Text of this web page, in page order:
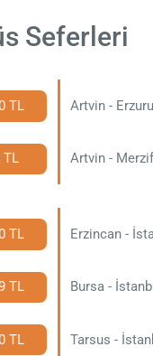
Seferleri
TL Artvin -
TL Artvin -
TL Erzincan -
TL Bursa -
TL Tarsus -